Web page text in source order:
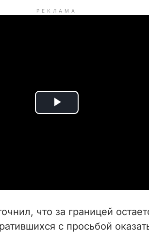
РЕКЛАМА
P
i
что за границей
с просьбой